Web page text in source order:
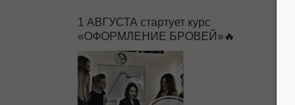
1 АВГУСТА стартует курс
«ОФОРМЛЕНИЕ БРОВЕЙ»🔥